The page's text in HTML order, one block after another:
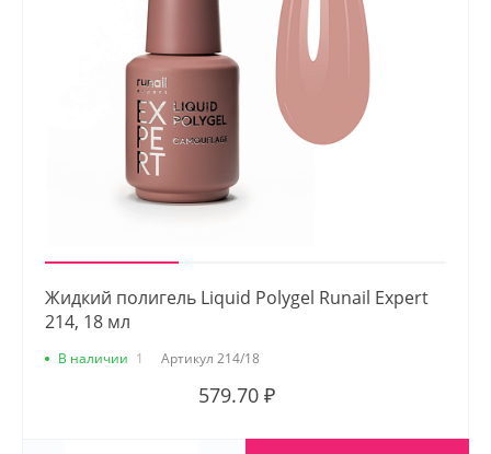
Жидкий полигель Liquid Polygel Runail Expert
214, 18 мл
В наличии 1 Артикул 214/18
579.70 ₽